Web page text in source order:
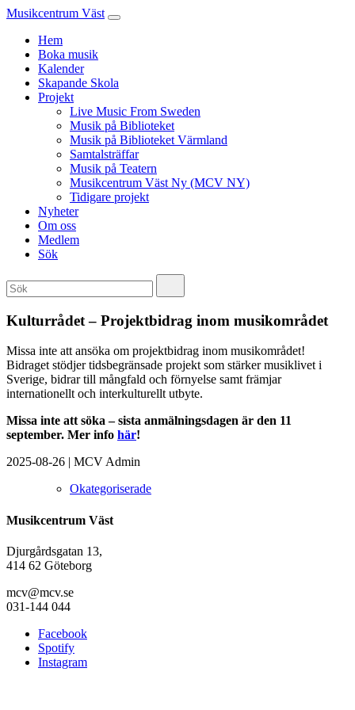
Musikcentrum Väst
Hem
Boka musik
Kalender
Skapande Skola
Projekt
Live Music From Sweden
Musik på Biblioteket
Musik på Biblioteket Värmland
Samtalsträffar
Musik på Teatern
Musikcentrum Väst Ny (MCV NY)
Tidigare projekt
Nyheter
Om oss
Medlem
Sök
Kulturrådet – Projektbidrag inom musikområdet
Missa inte att ansöka om projektbidrag inom musikområdet!
Bidraget stödjer tidsbegränsade projekt som stärker musiklivet i
Sverige, bidrar till mångfald och förnyelse samt främjar
internationellt och interkulturellt utbyte.
Missa inte att söka – sista anmälningsdagen är den 11
september. Mer info här!
2025-08-26 | MCV Admin
Okategoriserade
Musikcentrum Väst
Djurgårdsgatan 13,
414 62 Göteborg
mcv@mcv.se
031-144 044
Facebook
Spotify
Instagram